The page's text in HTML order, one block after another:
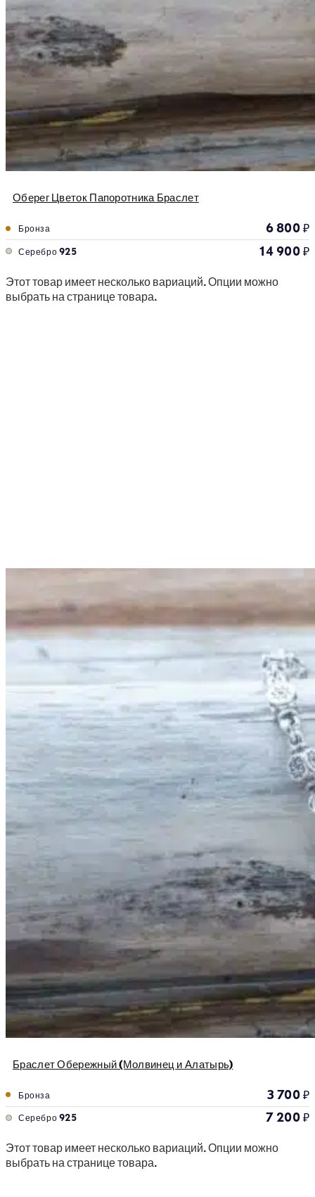
Оберег Цветок Папоротника Браслет
Бронза 6 800₽
Серебро 925 14 900₽
Этот товар имеет несколько вариаций. Опции можно
выбрать на странице товара.
Браслет Обережный (Молвинец и Алатырь)
Бронза 3 700₽
Серебро 925 7 200₽
Этот товар имеет несколько вариаций. Опции можно
выбрать на странице товара.